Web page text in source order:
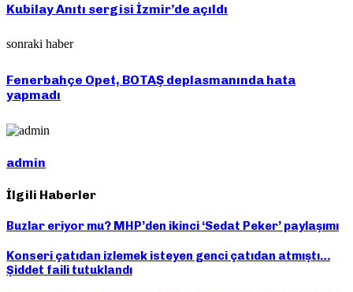
Kubilay Anıtı sergisi İzmir’de açıldı
sonraki haber
Fenerbahçe Opet, BOTAŞ deplasmanında hata
yapmadı
admin
İlgili Haberler
Buzlar eriyor mu? MHP’den ikinci ‘Sedat Peker’ paylaşımı
Konseri çatıdan izlemek isteyen genci çatıdan atmıştı…
Şiddet faili tutuklandı